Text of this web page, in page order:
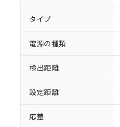
タイプ
電源の種類
検出距離
設定距離
応差